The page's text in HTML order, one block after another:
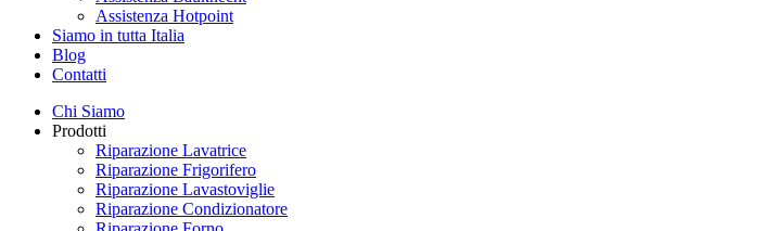
Assistenza Hotpoint
Siamo in tutta Italia
Blog
Contatti
Chi Siamo
Prodotti
Riparazione Lavatrice
Riparazione Frigorifero
Riparazione Lavastoviglie
Riparazione Condizionatore